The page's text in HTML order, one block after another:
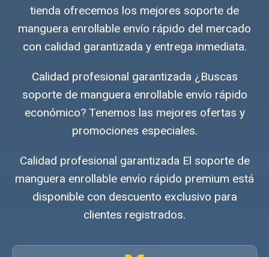
tienda ofrecemos los mejores soporte de
manguera enrollable envío rápido del mercado
con calidad garantizada y entrega inmediata.
Calidad profesional garantizada ¿Buscas
soporte de manguera enrollable envío rápido
económico? Tenemos las mejores ofertas y
promociones especiales.
Calidad profesional garantizada El soporte de
manguera enrollable envío rápido premium está
disponible con descuento exclusivo para
clientes registrados.